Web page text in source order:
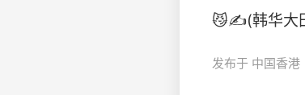
😼✍️(韩华大
发布于 中国香港